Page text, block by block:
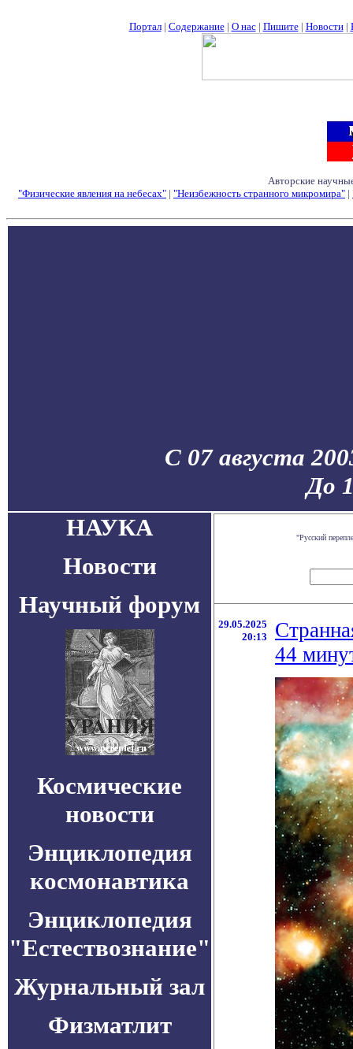
Портал| Содержание| О нас| Пишите| Новости|
Авторские
"Физические явления на небесах" | "Неизбежность странного микромира" |
С 07 августа
До
НАУКА
Новости
Научный форум
Космические
новости
Энциклопедия
космонавтика
Энциклопедия
"Естествознание"
Журнальный зал
Физматлит
"Русский
29.05.2025
20:13
44